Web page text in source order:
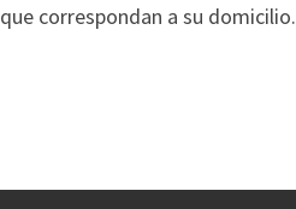
que correspondan a su domicilio.